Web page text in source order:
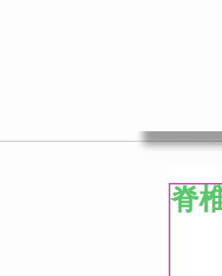
脊